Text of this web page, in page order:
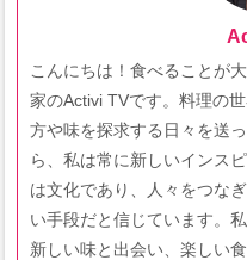
こんにちは！食べることが
家のActivi TVです。料理の
方や味を探求する日々を送
ら、私は常に新しいインス
は文化であり、人々をつな
い手段だと信じています。
新しい味と出会い、楽しい